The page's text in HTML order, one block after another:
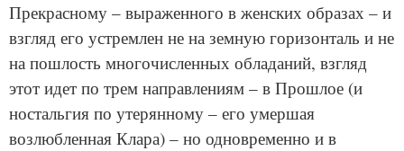
Прекрасному – выраженного в женских образах – и
взгляд его устремлен не на земную горизонталь и не
на пошлость многочисленных обладаний, взгляд
этот идет по трем направлениям – в Прошлое (и
ностальгия по утерянному – его умершая
возлюбленная Клара) – но одновременно и в